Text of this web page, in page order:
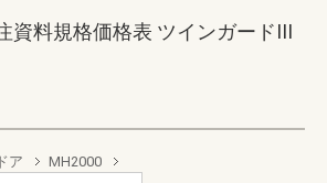
資料規格価格表 ツインガードIII
ドア MH2000